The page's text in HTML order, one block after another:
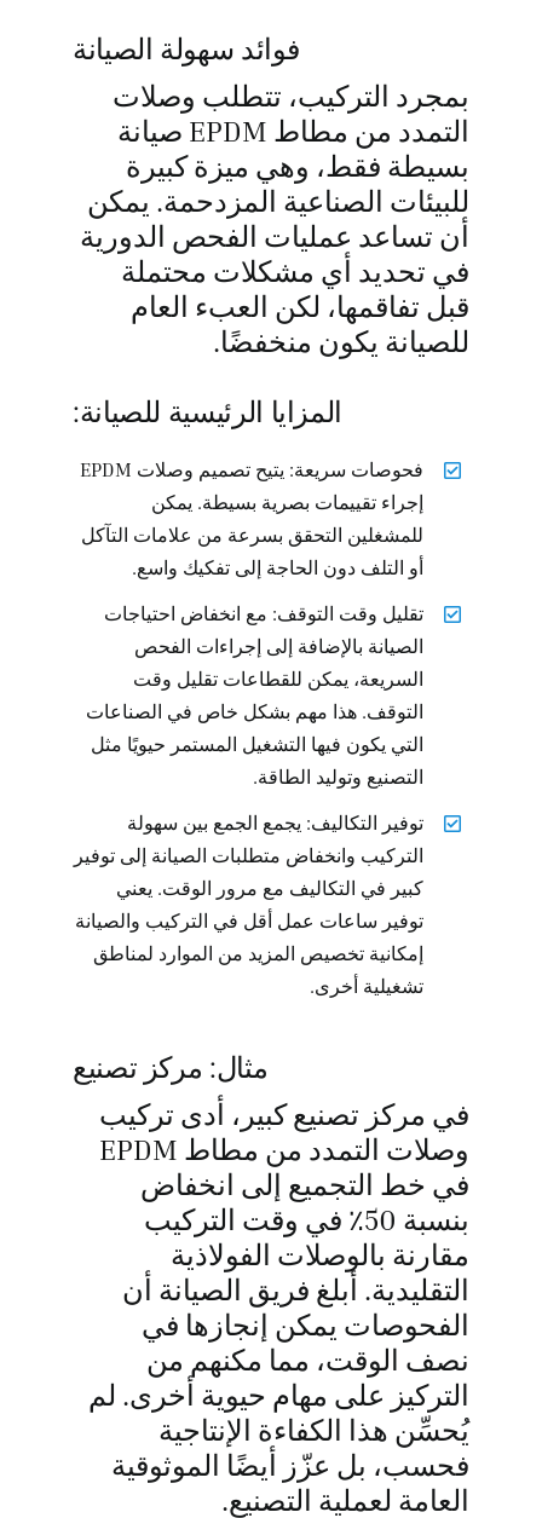
فوائد سهولة الصيانة
بمجرد التركيب، تتطلب وصلات
التمدد من مطاط EPDM صيانة
بسيطة فقط، وهي ميزة كبيرة
للبيئات الصناعية المزدحمة. يمكن
أن تساعد عمليات الفحص الدورية
في تحديد أي مشكلات محتملة
قبل تفاقمها، لكن العبء العام
للصيانة يكون منخفضًا.
المزايا الرئيسية للصيانة:
فحوصات سريعة: يتيح تصميم وصلات EPDM
إجراء تقييمات بصرية بسيطة. يمكن
للمشغلين التحقق بسرعة من علامات التآكل
أو التلف دون الحاجة إلى تفكيك واسع.
تقليل وقت التوقف: مع انخفاض احتياجات
الصيانة بالإضافة إلى إجراءات الفحص
السريعة، يمكن للقطاعات تقليل وقت
التوقف. هذا مهم بشكل خاص في الصناعات
التي يكون فيها التشغيل المستمر حيويًا مثل
التصنيع وتوليد الطاقة.
توفير التكاليف: يجمع الجمع بين سهولة
التركيب وانخفاض متطلبات الصيانة إلى توفير
كبير في التكاليف مع مرور الوقت. يعني
توفير ساعات عمل أقل في التركيب والصيانة
إمكانية تخصيص المزيد من الموارد لمناطق
تشغيلية أخرى.
مثال: مركز تصنيع
في مركز تصنيع كبير، أدى تركيب
وصلات التمدد من مطاط EPDM
في خط التجميع إلى انخفاض
بنسبة 50٪ في وقت التركيب
مقارنة بالوصلات الفولاذية
التقليدية. أبلغ فريق الصيانة أن
الفحوصات يمكن إنجازها في
نصف الوقت، مما مكنهم من
التركيز على مهام حيوية أخرى. لم
يُحسِّن هذا الكفاءة الإنتاجية
فحسب، بل عزّز أيضًا الموثوقية
العامة لعملية التصنيع.